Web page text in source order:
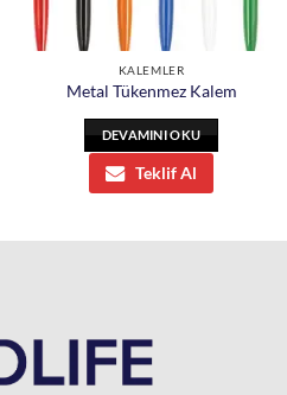
KALEMLER
Metal Tükenmez Kalem
DEVAMINI OKU
Teklif Al